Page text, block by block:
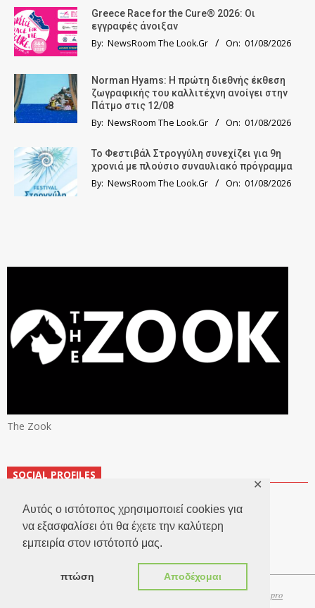
Αυτός ο ιστότοπος χρησιμοποιεί cookies για
να εξασφαλίσει ότι θα έχετε την καλύτερη
εμπειρία στον ιστότοπό μας.
πτώση Αποδέχομαι
✕
Greece Race for the Cure® 2026: Οι
εγγραφές άνοιξαν
By: NewsRoom The Look.Gr On: 01/08/2026
Norman Hyams: Η πρώτη διεθνής έκθεση
ζωγραφικής του καλλιτέχνη ανοίγει στην
Πάτμο στις 12/08
By: NewsRoom The Look.Gr On: 01/08/2026
Το Φεστιβάλ Στρογγύλη συνεχίζει για 9η
χρονιά με πλούσιο συναυλιακό πρόγραμμα
By: NewsRoom The Look.Gr On: 01/08/2026
The Zook
SOCIAL PROFILES
Websitepro